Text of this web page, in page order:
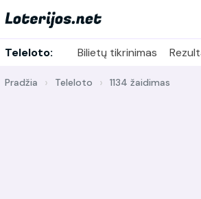
Teleloto: Bilietų tikrinimas
Pradžia Teleloto 1134 žaidimas